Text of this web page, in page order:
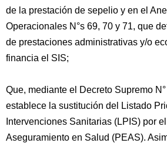
de la prestación de sepelio y en el
Operacionales N°s 69, 70 y 71, que
de prestaciones administrativas y/o
financia el SIS;
Que, mediante el Decreto Supremo
establece la sustitución del Listado
Intervenciones Sanitarias (LPIS) por
Aseguramiento en Salud (PEAS).